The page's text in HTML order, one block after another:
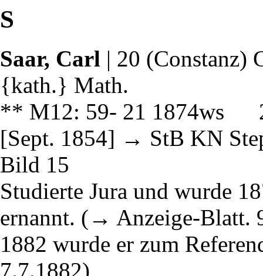
S
Saar, Carl | 20 (Constanz)
{kath.} Math.
** M12: 59- 21 1874ws 2
[Sept. 1854] → StB KN
Bild 15
Studierte Jura und wurde
ernannt. (→ Anzeige-Blatt.
1882 wurde er zum
7.7.1882)